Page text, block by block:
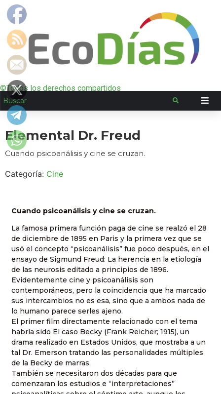
©Todos los derechos compartidos
Elemental Dr. Freud
Cuando psicoanálisis y cine se cruzan.
Categoría: Cine
Cuando psicoanálisis y cine se cruzan.
La famosa primera función paga de cine se realzó el 28
de diciembre de 1895 en Paris y la primera vez que se
usó el concepto “psicoanálisis” fue poco después, en el
ensayo de Sigmund Freud: La herencia en la etiología
de las neurosis editado a principios de 1896.
Evidentemente cine y psicoanálisis son
contemporáneos, pero la coincidencia que ha marcado
sus intercambios no es esa, sino que a ambos nada de
lo humano parece serles ajeno.
El primer film directamente relacionado con el tema
habría sido El caso Becky (Frank Reicher; 1915), un
drama realizado en Estados Unidos, que mostraba a un
tal Dr. Emerson tratando las personalidades múltiples
de la Becky de marras.
También se necesitaron dos décadas para que
comenzaran los estudios e “interpretaciones”